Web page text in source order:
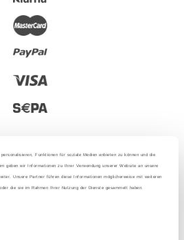
Funktionen für soziale Medien anbieten zu können und die
geben wir Informationen zu Ihrer Verwendung unserer Website an unsere
Unsere Partner führen diese Informationen möglicherweise mit weiteren
die sie im Rahmen Ihrer Nutzung der Dienste gesammelt haben.
Mit Liebe aus Berlin